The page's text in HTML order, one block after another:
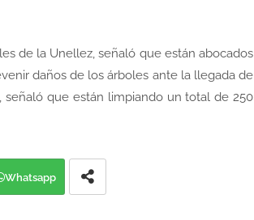
de la Unellez, señaló que están abocados
daños de los árboles ante la llegada de
señaló que están limpiando un total de 250
Whatsapp